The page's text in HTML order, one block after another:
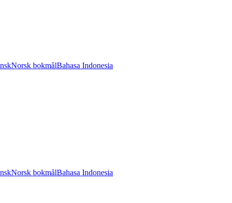
Norsk bokmålBahasa Indonesia
Norsk bokmålBahasa Indonesia